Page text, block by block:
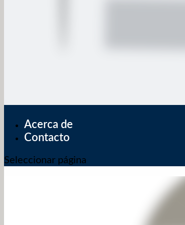
Acerca de
Contacto
Seleccionar página